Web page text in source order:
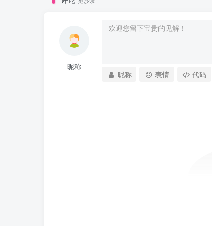
昵称
昵称 表情 代码